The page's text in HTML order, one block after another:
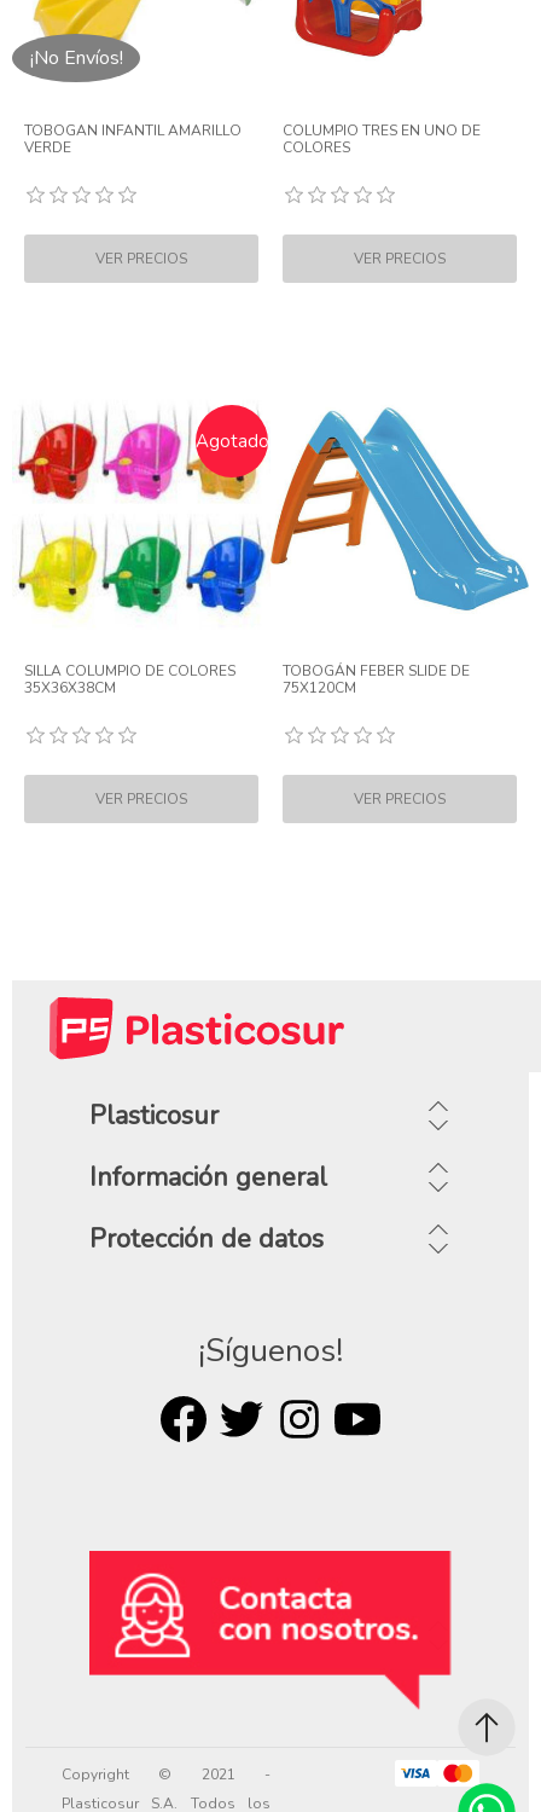
¡No Envíos!
TOBOGAN INFANTIL AMARILLO
VERDE
COLUMPIO TRES EN UNO DE
COLORES
Agotado
SILLA COLUMPIO DE COLORES
35X36X38CM
TOBOGÁN FEBER SLIDE DE
75X120CM
Plasticosur
Información general
Protección de datos
¡Síguenos!
Copyright © 2021 -
Plasticosur S.A. Todos los